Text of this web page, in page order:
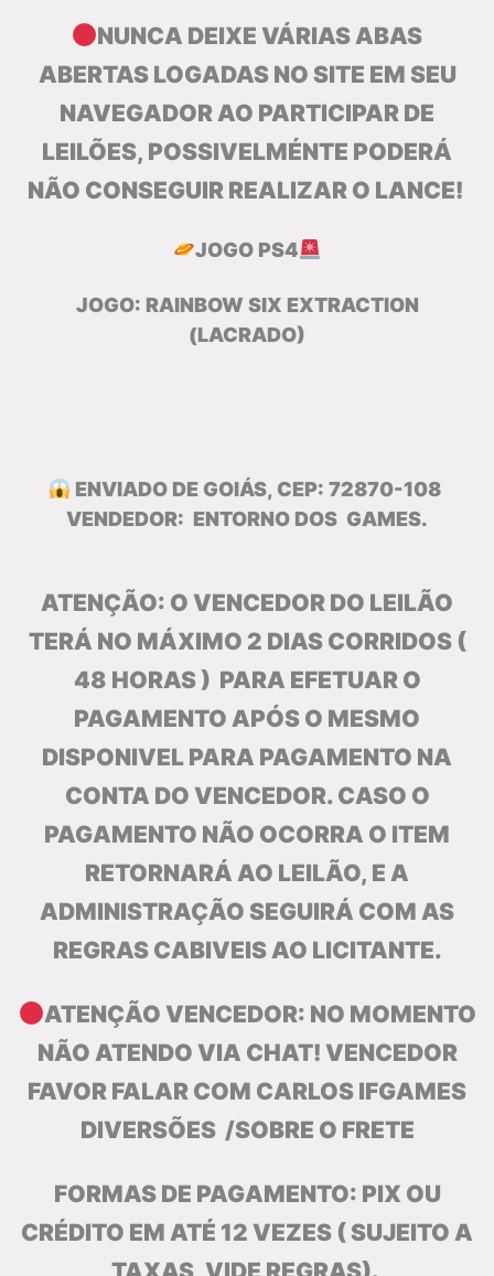
NUNCA DEIXE VÁRIAS ABAS
ABERTAS LOGADAS NO SITE EM SEU
NAVEGADOR AO PARTICIPAR DE
LEILÕES, POSSIVELMÉNTE PODERÁ
NÃO CONSEGUIR REALIZAR O LANCE!
JOGO PS4
JOGO: RAINBOW SIX EXTRACTION
(LACRADO)
ENVIADO DE GOIÁS, CEP: 72870-108
VENDEDOR: ENTORNO DOS GAMES.
ATENÇÃO: O VENCEDOR DO LEILÃO
TERÁ NO MÁXIMO 2 DIAS CORRIDOS (
48 HORAS ) PARA EFETUAR O
PAGAMENTO APÓS O MESMO
DISPONIVEL PARA PAGAMENTO NA
CONTA DO VENCEDOR. CASO O
PAGAMENTO NÃO OCORRA O ITEM
RETORNARÁ AO LEILÃO, E A
ADMINISTRAÇÃO SEGUIRÁ COM AS
REGRAS CABIVEIS AO LICITANTE.
ATENÇÃO VENCEDOR: NO MOMENTO
NÃO ATENDO VIA CHAT! VENCEDOR
FAVOR FALAR COM CARLOS IFGAMES
DIVERSÕES /SOBRE O FRETE
FORMAS DE PAGAMENTO: PIX OU
CRÉDITO EM ATÉ 12 VEZES ( SUJEITO A